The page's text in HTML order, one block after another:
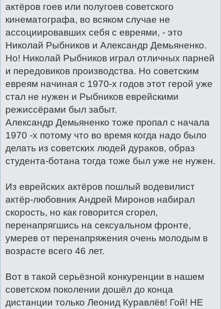
актёров гоев или полугоев советского
кинематографа, во всяком случае не
ассоциировавших себя с евреями, - это
Николай Рыбников и Александр Демьяненко.
Но! Николай Рыбников играл отличных парней
и передовиков производства. Но советским
евреям начиная с 1970-х годов этот герой уже
стал не нужен и Рыбников еврейскими
режиссёрами был забыт.
Александр Демьяненко тоже пропал с начала
1970 -х потому что во время когда надо было
делать из советских людей дураков, образ
студента-ботана тогда тоже был уже не нужен.
Из еврейских актёров пошлый водевилист
актёр-любовник Андрей Миронов набирал
скорость, но как говорится сгорел,
перенапрягшись на сексуальном фронте,
умерев от перенапряжения очень молодым в
возрасте всего 46 лет.
Вот в такой серьёзной конкуренции в нашем
советcком поколении дошёл до конца
дистанции только Леонид Куравлёв! Гой! НЕ